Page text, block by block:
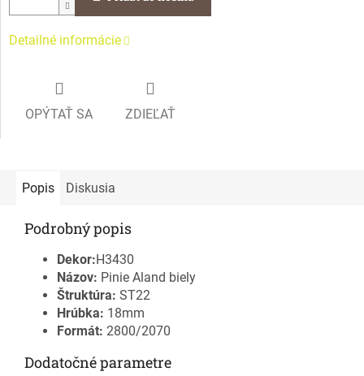
Detailné informácie
OPÝTAŤ SA ZDIEĽAŤ
Popis Diskusia
Podrobný popis
Dekor:H3430
Názov: Pinie Aland biely
Štruktúra: ST22
Hrúbka: 18mm
Formát: 2800/2070
Dodatočné parametre